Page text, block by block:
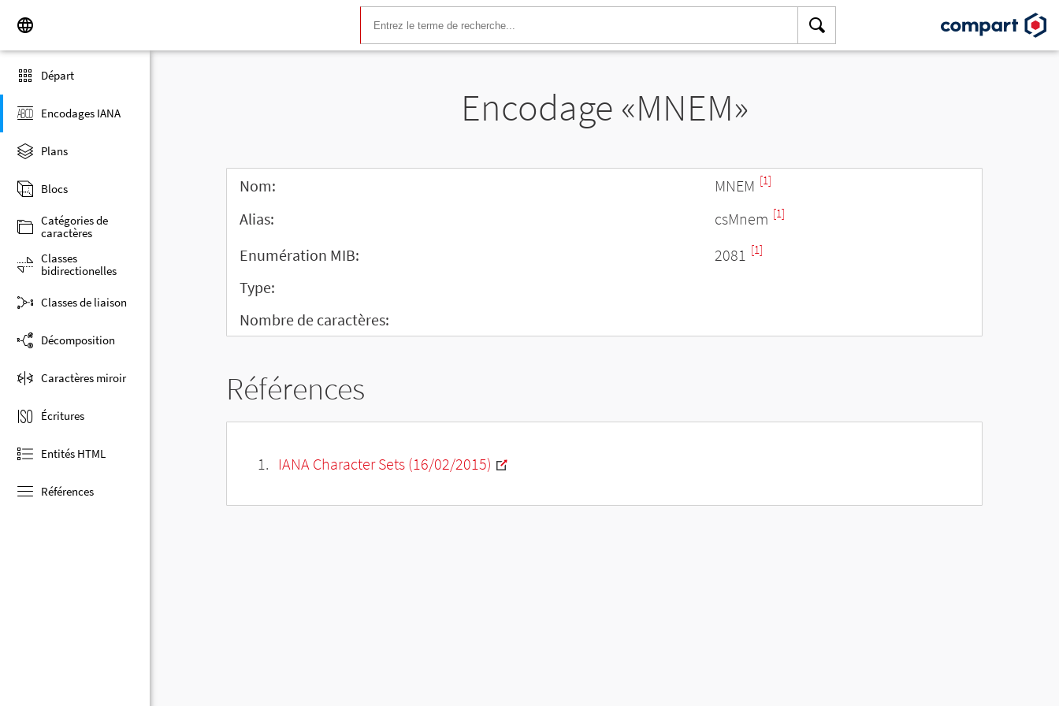
Départ
Encodages IANA
Plans
Blocs
Catégories de
caractères
Classes
bidirectionelles
Classes de liaison
Décomposition
Caractères miroir
Écritures
Entités HTML
Références
Encodage «MNEM»
Nom: MNEM [1]
Alias: csMnem [1]
Enumération MIB: 2081 [1]
Type:
Nombre de caractères:
Références
IANA Character Sets (16/02/2015)